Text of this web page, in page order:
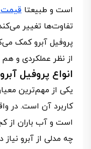
است و طبیعتا قیمت
تفاوت‌ها تغییر
پروفیل آبرو کمک
از نظر عملکردی و
انواع پروفیل
یکی از مهم‌ترین
کاربرد آن است. در
است و آب باران از
چه مدلی از آبرو نیاز